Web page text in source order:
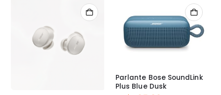
Parlante Bose SoundLink
Plus Blue Dusk